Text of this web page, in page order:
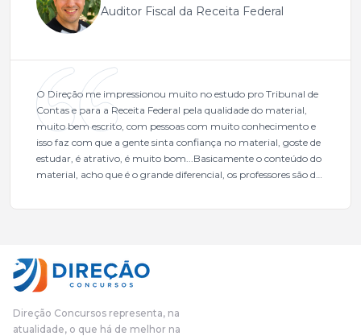
Auditor Fiscal da Receita Federal
O Direção me impressionou muito no estudo pro Tribunal de
Contas e para a Receita Federal pela qualidade do material,
muito bem escrito, com pessoas com muito conhecimento e
isso faz com que a gente sinta confiança no material, goste de
estudar, é atrativo, é muito bom...Basicamente o conteúdo do
material, acho que é o grande diferencial, os professores são de
mais excelentes cargos da administração pública.Eu sempre
fundamental na minha derrota no ano passado para que eu
pudesse enxergar o que eu errei e corrigir minha rota.E além
das aulas vocês(Direção Concursos), que fizeram um
o aluno, além de ter que estudar, ele tem que perder tempo
Direção Concursos representa, na
atualidade, o que há de melhor na